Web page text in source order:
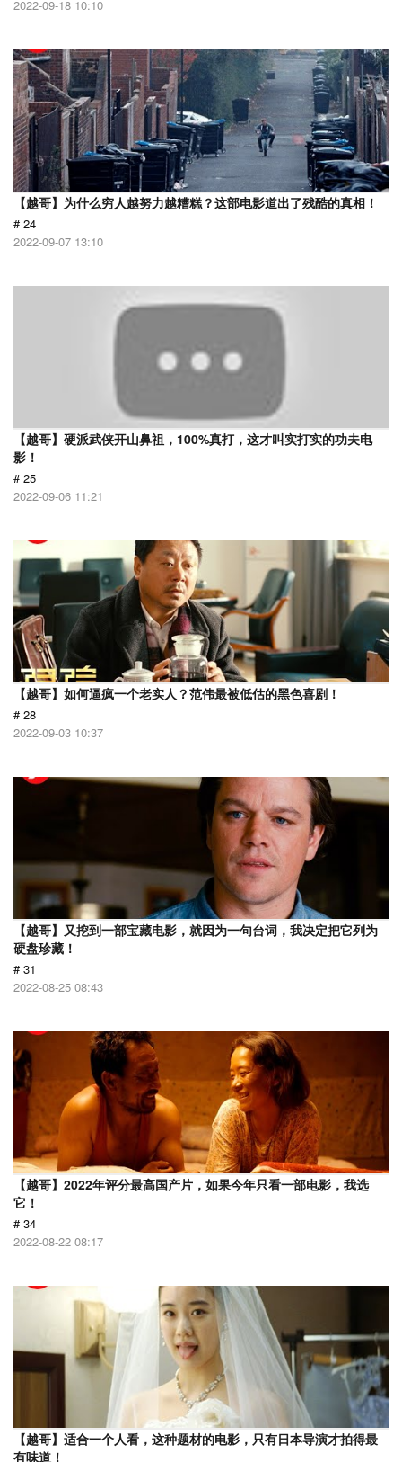
2022-09-18 10:10
【越哥】为什么穷人越努力越糟糕？这部电影道出了残酷的真相！
# 24
2022-09-07 13:10
【越哥】硬派武侠开山鼻祖，100%真打，这才叫实打实的功夫电
影！
# 25
2022-09-06 11:21
【越哥】如何逼疯一个老实人？范伟最被低估的黑色喜剧！
# 28
2022-09-03 10:37
【越哥】又挖到一部宝藏电影，就因为一句台词，我决定把它列为
硬盘珍藏！
# 31
2022-08-25 08:43
【越哥】2022年评分最高国产片，如果今年只看一部电影，我选
它！
# 34
2022-08-22 08:17
【越哥】适合一个人看，这种题材的电影，只有日本导演才拍得最
有味道！